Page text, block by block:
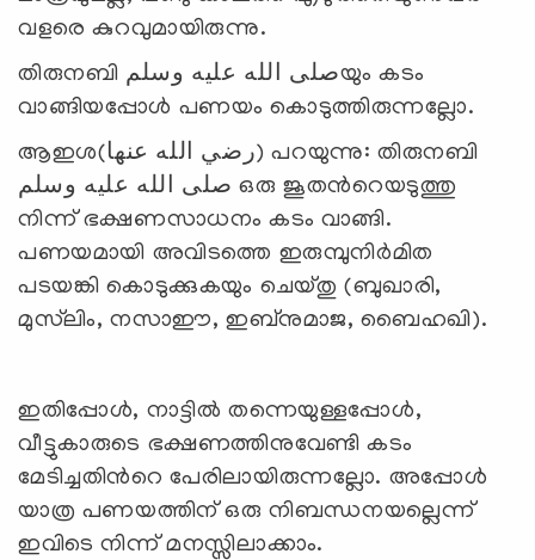
വളരെ കുറവുമായിരുന്നു.
തിരുനബി صلى الله عليه وسلمയും കടം
വാങ്ങിയപ്പോള്‍ പണയം കൊടുത്തിരുന്നല്ലോ.
ആഇശ(رضي الله عنها) പറയുന്നു: തിരുനബി
صلى الله عليه وسلم ഒരു ജൂതന്‍റെയടുത്തു
നിന്ന് ഭക്ഷണസാധനം കടം വാങ്ങി.
പണയമായി അവിടത്തെ ഇരുമ്പുനിര്‍മിത
പടയങ്കി കൊടുക്കുകയും ചെയ്തു (ബുഖാരി,
മുസ്‌ലിം, നസാഈ, ഇബ്‌നുമാജ, ബൈഹഖി).
ഇതിപ്പോള്‍, നാട്ടില്‍ തന്നെയുള്ളപ്പോള്‍,
വീട്ടുകാരുടെ ഭക്ഷണത്തിനുവേണ്ടി കടം
മേടിച്ചതിന്‍റെ പേരിലായിരുന്നല്ലോ. അപ്പോള്‍
യാത്ര പണയത്തിന് ഒരു നിബന്ധനയല്ലെന്ന്
ഇവിടെ നിന്ന് മനസ്സിലാക്കാം.